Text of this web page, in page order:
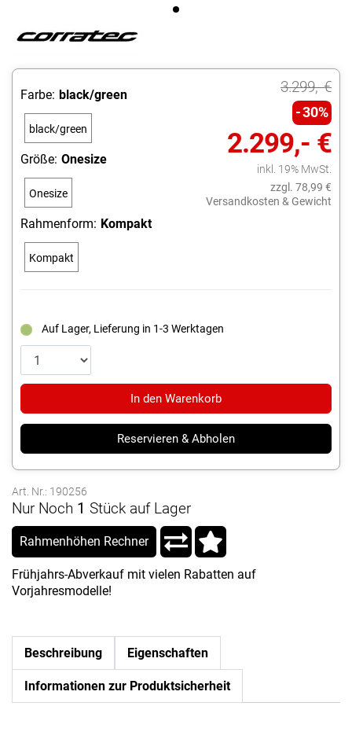
3.299,- €
30%
2.299,- €
inkl. 19% MwSt.
zzgl. 78,99 €
Versandkosten & Gewicht
Farbe: black/green
black/green
Größe: Onesize
Onesize
Rahmenform: Kompakt
Kompakt
Auf Lager, Lieferung in 1-3 Werktagen
In den Warenkorb
Reservieren & Abholen
Art. Nr.: 190256
Nur Noch 1 Stück auf Lager
Rahmenhöhen Rechner
Frühjahrs-Abverkauf mit vielen Rabatten auf
Vorjahresmodelle!
Beschreibung Eigenschaften
Informationen zur Produktsicherheit